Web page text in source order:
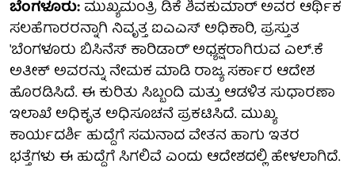
ಬೆಂಗಳೂರು:ಮುಖ್ಯಮಂತ್ರಿ ಡಿಕೆ ಶಿವಕುಮಾರ್ ಅವರ ಆರ್ಥಿಕ
ಸಲಹೆಗಾರರನ್ನಾಗಿ ನಿವೃತ್ತ ಐಎಎಸ್ ಅಧಿಕಾರಿ, ಪ್ರಸ್ತುತ
'ಬೆಂಗಳೂರು ಬಿಸಿನೆಸ್ ಕಾರಿಡಾರ್' ಅಧ್ಯಕ್ಷರಾಗಿರುವ ಎಲ್.ಕೆ
ಅತೀಕ್ ಅವರನ್ನು ನೇಮಕ ಮಾಡಿ ರಾಜ್ಯ ಸರ್ಕಾರ ಆದೇಶ
ಹೊರಡಿಸಿದೆ. ಈ ಕುರಿತು ಸಿಬ್ಬಂದಿ ಮತ್ತು ಆಡಳಿತ ಸುಧಾರಣಾ
ಇಲಾಖೆ ಅಧಿಕೃತ ಅಧಿಸೂಚನೆ ಪ್ರಕಟಿಸಿದೆ. ಮುಖ್ಯ
ಕಾರ್ಯದರ್ಶಿ ಹುದ್ದೆಗೆ ಸಮನಾದ ವೇತನ ಹಾಗು ಇತರ
ಭತ್ತೆಗಳು ಈ ಹುದ್ದೆಗೆ ಸಿಗಲಿವೆ ಎಂದು ಆದೇಶದಲ್ಲಿ ಹೇಳಲಾಗಿದೆ.